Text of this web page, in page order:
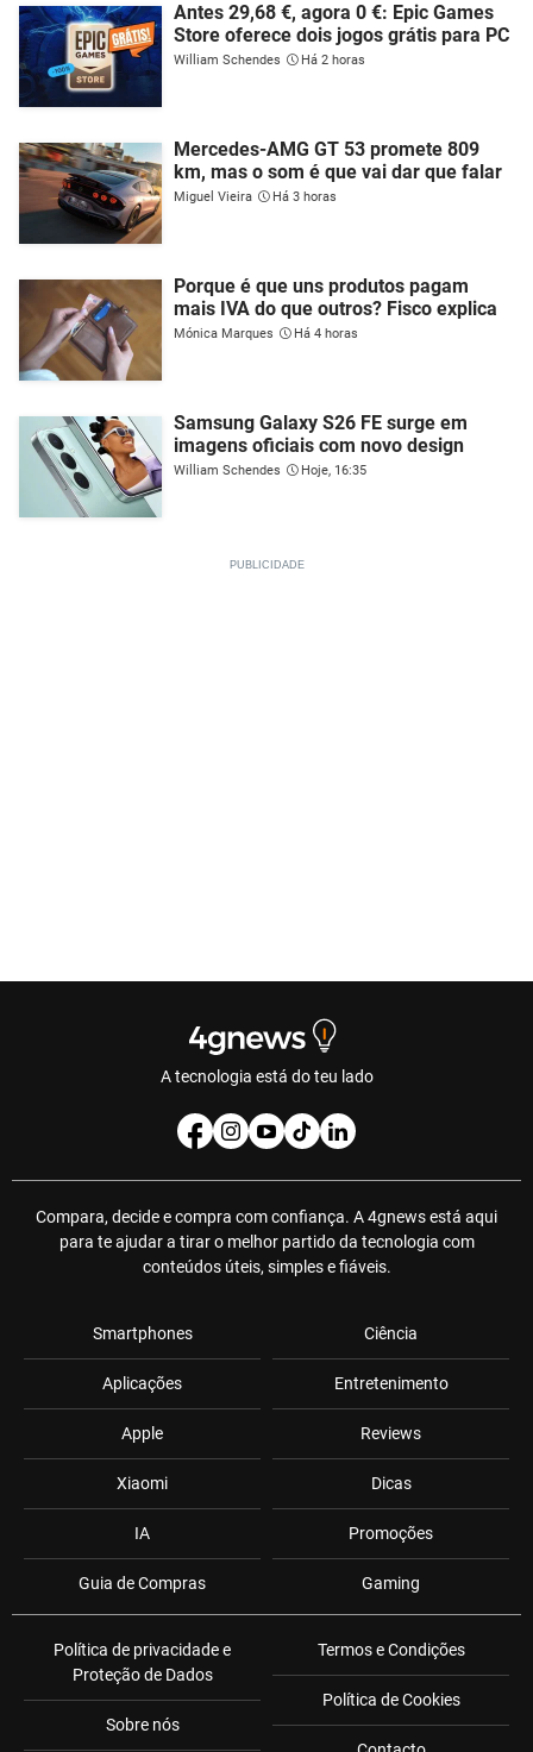
Antes 29,68 €, agora 0 €: Epic Games
Store oferece dois jogos grátis para PC
William Schendes Há 2 horas
Mercedes-AMG GT 53 promete 809
km, mas o som é que vai dar que falar
Miguel Vieira Há 3 horas
Porque é que uns produtos pagam
mais IVA do que outros? Fisco explica
Mónica Marques Há 4 horas
Samsung Galaxy S26 FE surge em
imagens oficiais com novo design
William Schendes Hoje, 16:35
A tecnologia está do teu lado
Compara, decide e compra com confiança. A 4gnews está aqui
para te ajudar a tirar o melhor partido da tecnologia com
conteúdos úteis, simples e fiáveis.
Smartphones
Aplicações
Apple
Xiaomi
IA
Guia de Compras
Ciência
Entretenimento
Reviews
Dicas
Promoções
Gaming
Política de privacidade e
Proteção de Dados
Sobre nós
Termos e Condições
Política de Cookies